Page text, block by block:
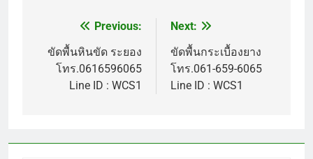
แนะแนว
เรื่อง
Previous:
ขัดพื้นหินขัด ระยอง
โทร.0616596065
Line ID : WCS1
Next:
ขัดพื้นกระเบื้องยาง
โทร.061-659-6065
Line ID : WCS1